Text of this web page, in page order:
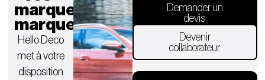
marques
marquent.
Hello Deco
met à votre
disposition
Demander un
devis
Devenir
collaborateur